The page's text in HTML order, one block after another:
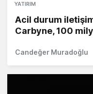
YATIRIM
Acil durum
Carbyne, 100
Candeğer Muradoğlu